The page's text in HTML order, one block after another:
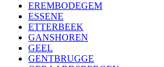
EREMBODEGEM
ESSENE
ETTERBEEK
GANSHOREN
GEEL
GENTBRUGGE